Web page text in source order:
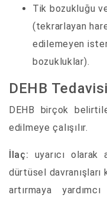
Tik bozukluğu
(tekrarlayan
edilemeyen
bozukluklar).
DEHB Tedavisi
DEHB birçok
edilmeye çalışılır.
İlaç: uyarıcı olarak
dürtüsel
artırmaya